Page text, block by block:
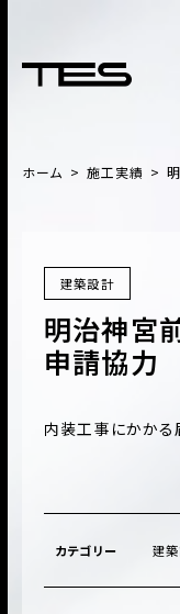
ホーム 施工実績
建築設計
明治神宮
申請協力
内装工事にかか
カテゴリー 建